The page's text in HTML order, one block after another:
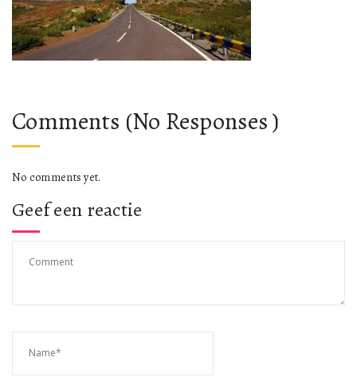
Comments (No Responses )
No comments yet.
Geef een reactie